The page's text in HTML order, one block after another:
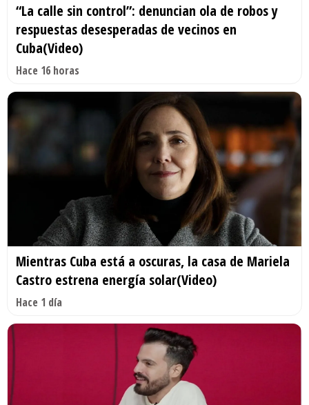
“La calle sin control”: denuncian ola de robos y
respuestas desesperadas de vecinos en
Cuba(Video)
Hace 16 horas
Mientras Cuba está a oscuras, la casa de Mariela
Castro estrena energía solar(Video)
Hace 1 día